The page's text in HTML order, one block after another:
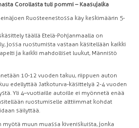
Corollasta tuli pommi – Kaasujalka
Ruosteenestossa käy keskimäärin 5-
täällä Etelä-Pohjanmaalla on
jossa ruostumista vastaan käsitellään kaikki
ja kaikki mahdolliset luukut, Männistö
10-12 vuoden takuu, riippuen auton
edellyttää Jatkoturva-käsittelyä 2-4 vuoden
Yli 4–vuotiaille autoille ei myönnetä enää
ruostumiselle alttiimmat kohdat
säilyttää.
myötä muun muassa kiveniskuista, jonka